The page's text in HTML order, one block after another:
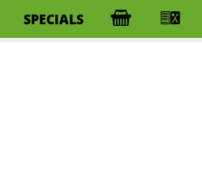
SPECIALS